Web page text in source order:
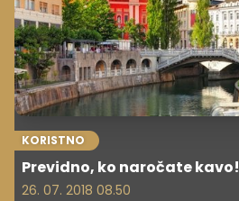
KORISTNO
Previdno, ko naročate kavo!
26. 07. 2018 08.50